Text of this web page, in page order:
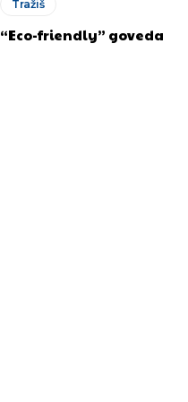
Tražiš
“Eco-friendly” goveda